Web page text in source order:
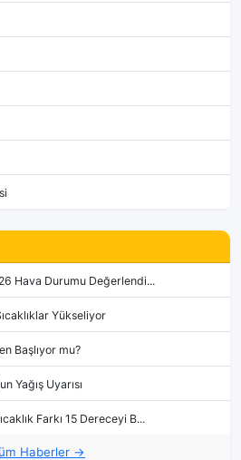
Hava Durumu Değerlendi...
Yükseliyor
Başlıyor mu?
Yağış Uyarısı
Farkı 15 Dereceyi B...
Haberler →